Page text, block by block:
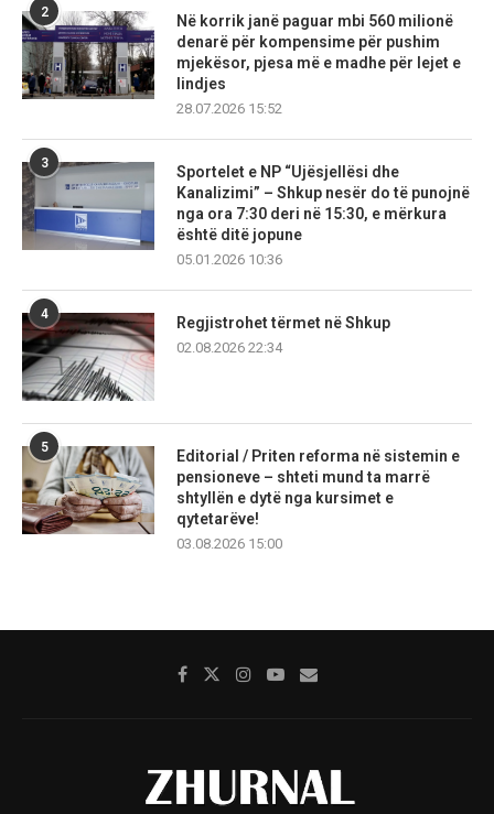
2
Në korrik janë paguar mbi 560 milionë
denarë për kompensime për pushim
mjekësor, pjesa më e madhe për lejet e
lindjes
28.07.2026 15:52
3
Sportelet e NP “Ujësjellësi dhe
Kanalizimi” – Shkup nesër do të punojnë
nga ora 7:30 deri në 15:30, e mërkura
është ditë jopune
05.01.2026 10:36
4
Regjistrohet tërmet në Shkup
02.08.2026 22:34
5
Editorial / Priten reforma në sistemin e
pensioneve – shteti mund ta marrë
shtyllën e dytë nga kursimet e
qytetarëve!
03.08.2026 15:00